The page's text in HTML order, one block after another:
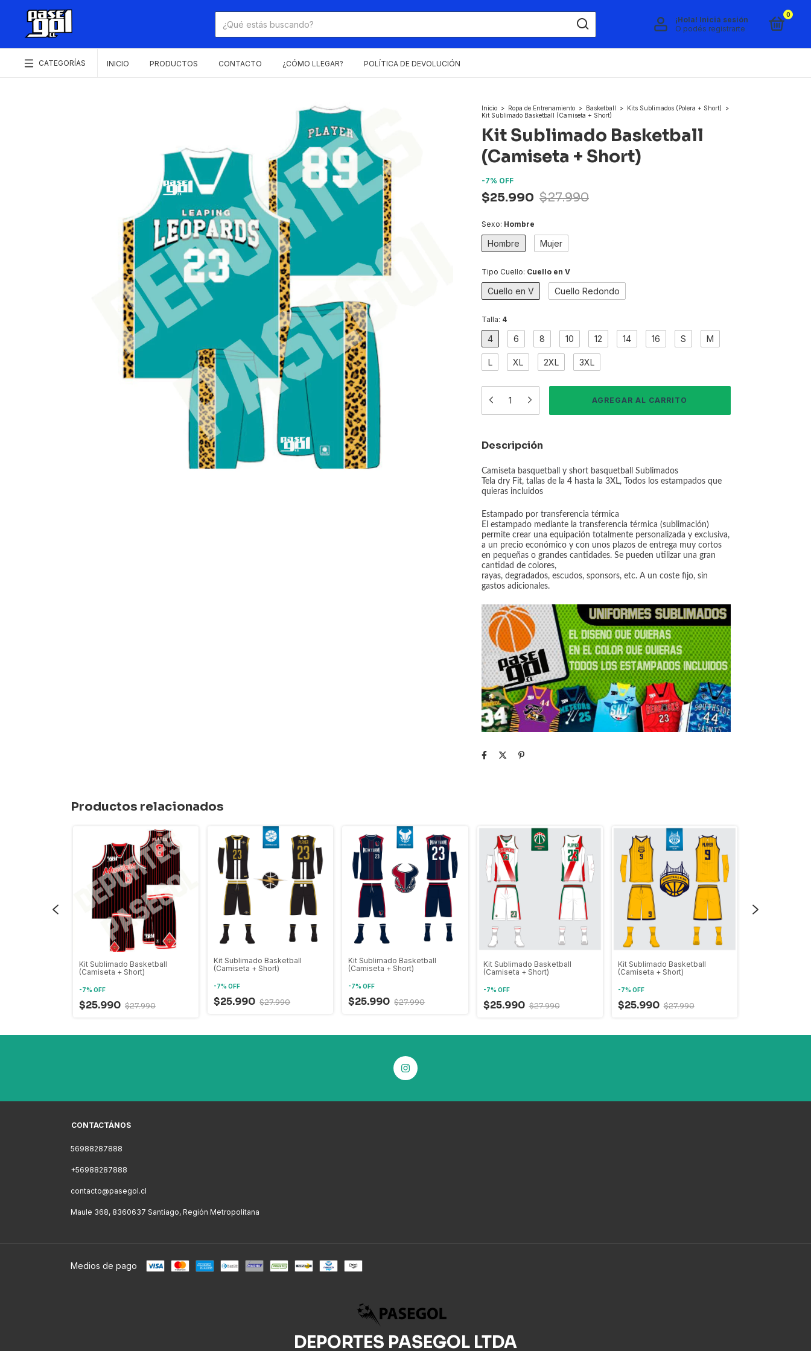
¡Hola! Iniciá sesión
O podés registrarte
0
CATEGORÍAS INICIO PRODUCTOS CONTACTO ¿CÓMO LLEGAR? POLÍTICA DE DEVOLUCIÓN
Inicio > Ropa de Entrenamiento > Basketball > Kits Sublimados (Polera + Short)
>
Kit Sublimado Basketball (Camiseta + Short)
Kit Sublimado Basketball
(Camiseta + Short)
-7% OFF
$25.990 $27.990
Sexo: Hombre
Hombre Mujer
Tipo Cuello: Cuello en V
Cuello en V Cuello Redondo
Talla: 4
4 6 8 10 12 14 16 S M
L XL 2XL 3XL
Descripción
Camiseta basquetball y short basquetball Sublimados
Tela dry Fit, tallas de la 4 hasta la 3XL, Todos los estampados que
quieras incluidos
Estampado por transferencia térmica
El estampado mediante la transferencia térmica (sublimación)
permite crear una equipación totalmente personalizada y exclusiva,
a un precio económico y con unos plazos de entrega muy cortos
en pequeñas o grandes cantidades. Se pueden utilizar una gran
cantidad de colores,
rayas, degradados, escudos, sponsors, etc. A un coste fijo, sin
gastos adicionales.
Productos relacionados
Kit Sublimado Basketball
(Camiseta + Short)
-7% OFF
$25.990 $27.990
Kit Sublimado Basketball
(Camiseta + Short)
-7%OFF
$25.990 $27.990
Kit Sublimado Basketball
(Camiseta + Short)
-7%OFF
$25.990 $27.990
Kit Sublimado Basketball
(Camiseta + Short)
-7% OFF
$25.990 $27.990
Kit Sublimado Basketball
(Camiseta + Short)
-7% OFF
$25.990 $27.990
CONTACTÁNOS
56988287888
+56988287888
contacto@pasegol.cl
Maule 368, 8360637 Santiago, Región Metropolitana
Medios de pago
DEPORTES PASEGOL LTDA